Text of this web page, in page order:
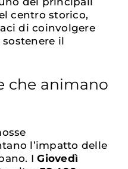
centro storico,
di coinvolgere
il
che animano
l’impatto delle
IGiovedì